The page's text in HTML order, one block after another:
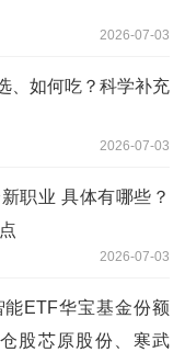
2026-07-03
、如何吃？科学补充
2026-07-03
职业 具体有哪些？
2026-07-03
ETF华宝基金份额
股芯原股份、寒武